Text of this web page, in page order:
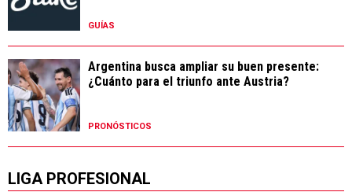
GUÍAS
Argentina busca ampliar su buen presente:
¿Cuánto para el triunfo ante Austria?
PRONÓSTICOS
LIGA PROFESIONAL